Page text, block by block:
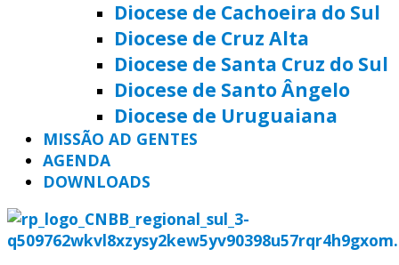
Diocese de Cachoeira do Sul
Diocese de Cruz Alta
Diocese de Santa Cruz do Sul
Diocese de Santo Ângelo
Diocese de Uruguaiana
MISSÃO AD GENTES
AGENDA
DOWNLOADS